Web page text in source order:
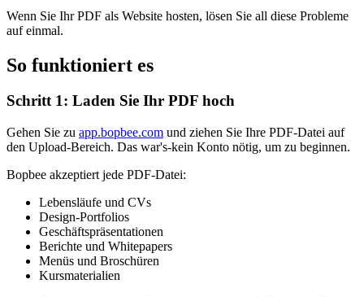
Wenn Sie Ihr PDF als Website hosten, lösen Sie all diese Probleme
auf einmal.
So funktioniert es
Schritt 1: Laden Sie Ihr PDF hoch
Gehen Sie zu app.bopbee.com und ziehen Sie Ihre PDF-Datei auf
den Upload-Bereich. Das war's-kein Konto nötig, um zu beginnen.
Bopbee akzeptiert jede PDF-Datei:
Lebensläufe und CVs
Design-Portfolios
Geschäftspräsentationen
Berichte und Whitepapers
Menüs und Broschüren
Kursmaterialien